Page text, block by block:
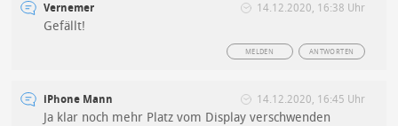
Vernemer 14.12.2020, 16:38 Uhr
Gefällt!
ANTWORTEN
MELDEN
iPhone Mann 14.12.2020, 16:45 Uhr
Ja klar noch mehr Platz vom Display verschwenden